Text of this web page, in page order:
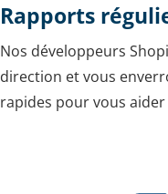
Rapports
Nos développeurs
direction et vous
rapides pour vous